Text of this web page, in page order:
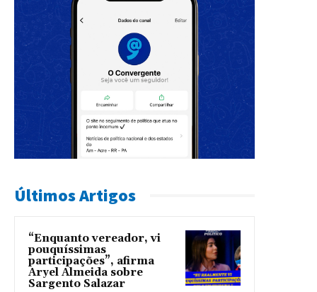
Últimos Artigos
“Enquanto vereador, vi
pouquíssimas
participações”, afirma
Aryel Almeida sobre
Sargento Salazar